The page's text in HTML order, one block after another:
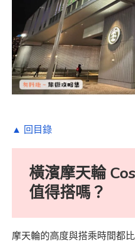
▲ 回目錄
橫濱摩天輪
值得搭嗎？
摩天輪的高度與搭乘時間都